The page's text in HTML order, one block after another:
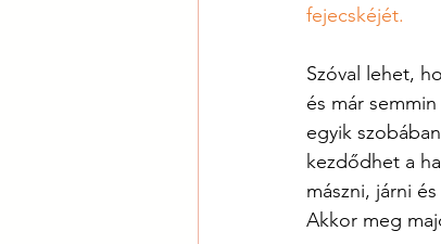
fejecskéjét.
Szóval lehet,
és már
egyik
kezdődhet a
mászni, járni
Akkor meg